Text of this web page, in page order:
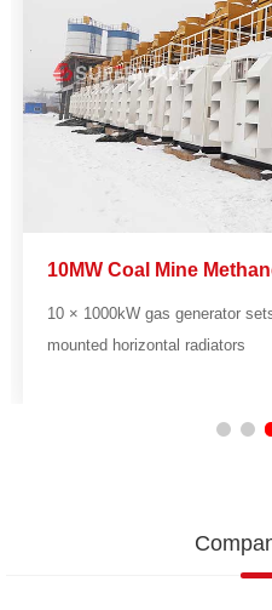
10MW Coal Mine
10 × 1000kW gas generator
mounted horizontal radiators